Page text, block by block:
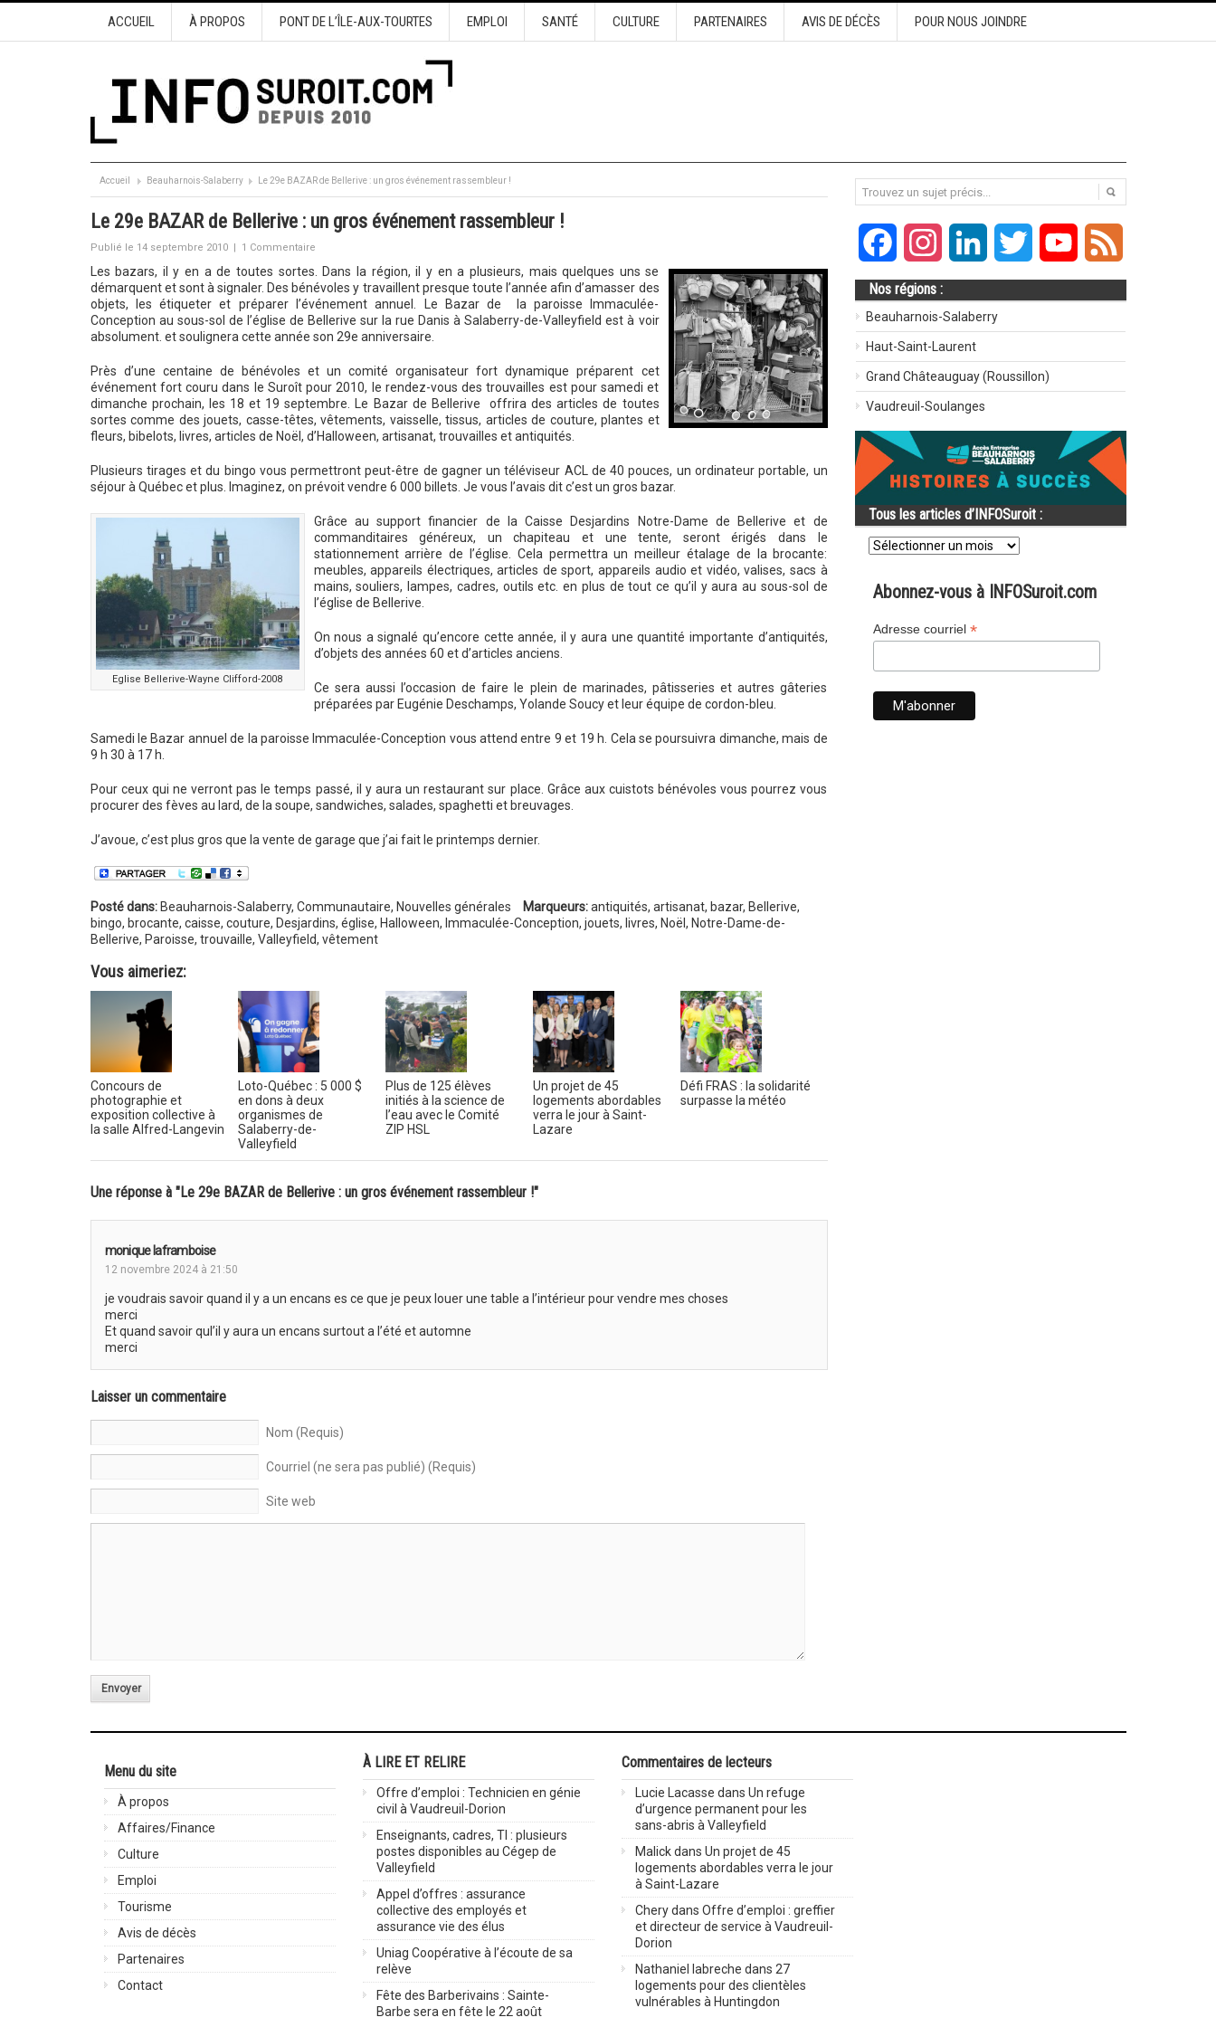
ACCUEIL À PROPOS PONT DE L’ÎLE-AUX-TOURTES EMPLOI SANTÉ CULTURE PARTENAIRES AVIS DE DÉCÈS POUR NOUS JOINDRE
Accueil Beauharnois-Salaberry Le 29e BAZAR de Bellerive : un gros événement rassembleur !
Le 29e BAZAR de Bellerive : un gros événement rassembleur !
Publié le 14 septembre 2010 | 1 Commentaire
Les bazars, il y en a de toutes sortes. Dans la région, il y en a plusieurs, mais quelques uns se
démarquent et sont à signaler. Des bénévoles y travaillent presque toute l’année afin d’amasser des
objets, les étiqueter et préparer l’événement annuel. Le Bazar de la paroisse Immaculée-
Conception au sous-sol de l’église de Bellerive sur la rue Danis à Salaberry-de-Valleyfield est à voir
absolument. et soulignera cette année son 29e anniversaire.
Près d’une centaine de bénévoles et un comité organisateur fort dynamique préparent cet
événement fort couru dans le Suroît pour 2010, le rendez-vous des trouvailles est pour samedi et
dimanche prochain, les 18 et 19 septembre. Le Bazar de Bellerive offrira des articles de toutes
sortes comme des jouets, casse-têtes, vêtements, vaisselle, tissus, articles de couture, plantes et
fleurs, bibelots, livres, articles de Noël, d’Halloween, artisanat, trouvailles et antiquités.
Plusieurs tirages et du bingo vous permettront peut-être de gagner un téléviseur ACL de 40 pouces, un ordinateur portable, un
séjour à Québec et plus. Imaginez, on prévoit vendre 6 000 billets. Je vous l’avais dit c’est un gros bazar.
Eglise Bellerive-Wayne Clifford-2008
Grâce au support financier de la Caisse Desjardins Notre-Dame de Bellerive et de
commanditaires généreux, un chapiteau et une tente, seront érigés dans le
stationnement arrière de l’église. Cela permettra un meilleur étalage de la brocante:
meubles, appareils électriques, articles de sport, appareils audio et vidéo, valises, sacs à
mains, souliers, lampes, cadres, outils etc. en plus de tout ce qu’il y aura au sous-sol de
l’église de Bellerive.
On nous a signalé qu’encore cette année, il y aura une quantité importante d’antiquités,
d’objets des années 60 et d’articles anciens.
Ce sera aussi l’occasion de faire le plein de marinades, pâtisseries et autres gâteries
préparées par Eugénie Deschamps, Yolande Soucy et leur équipe de cordon-bleu.
Samedi le Bazar annuel de la paroisse Immaculée-Conception vous attend entre 9 et 19 h. Cela se poursuivra dimanche, mais de
9 h 30 à 17 h.
Pour ceux qui ne verront pas le temps passé, il y aura un restaurant sur place. Grâce aux cuistots bénévoles vous pourrez vous
procurer des fèves au lard, de la soupe, sandwiches, salades, spaghetti et breuvages.
J’avoue, c’est plus gros que la vente de garage que j’ai fait le printemps dernier.
Posté dans: Beauharnois-Salaberry, Communautaire, Nouvelles générales Marqueurs: antiquités, artisanat, bazar, Bellerive,
bingo, brocante, caisse, couture, Desjardins, église, Halloween, Immaculée-Conception, jouets, livres, Noël , Notre-Dame-de-
Bellerive, Paroisse, trouvaille, Valleyfield, vêtement
Vous aimeriez:
Concours de
photographie et
exposition collective à
la salle Alfred-Langevin
Loto-Québec : 5 000 $
en dons à deux
organismes de
Salaberry-de-
Valleyfield
Plus de 125 élèves
initiés à la science de
l’eau avec le Comité
ZIP HSL
Un projet de 45
logements abordables
verra le jour à Saint-
Lazare
Défi FRAS : la solidarité
surpasse la météo
Une réponse à "Le 29e BAZAR de Bellerive : un gros événement rassembleur !"
monique laframboise
12 novembre 2024 à 21:50
je voudrais savoir quand il y a un encans es ce que je peux louer une table a l’intérieur pour vendre mes choses
merci
Et quand savoir quI’il y aura un encans surtout a l’été et automne
merci
Laisser un commentaire
Nom (Requis)
Courriel (ne sera pas publié) (Requis)
Site web
Envoyer
FacebookInstagramLinkedIn Twitter YouTube
Nos régions :
Beauharnois-Salaberry
Haut-Saint-Laurent
Grand Châteauguay (Roussillon)
Vaudreuil-Soulanges
Tous les articles d’INFOSuroit :
Tous
les
d’INFOSuroit
Abonnez-vous à INFOSuroit.com
Adresse courriel *
Menu du site
À propos
Affaires/Finance
Culture
Emploi
Tourisme
Avis de décès
Partenaires
Contact
À LIRE ET RELIRE
Offre d’emploi : Technicien en génie
civil à Vaudreuil-Dorion
Enseignants, cadres, TI : plusieurs
postes disponibles au Cégep de
Valleyfield
Appel d’offres : assurance
collective des employés et
assurance vie des élus
Uniag Coopérative à l’écoute de sa
relève
Fête des Barberivains : Sainte-
Barbe sera en fête le 22 août
Commentaires de lecteurs
Lucie Lacasse dans Un refuge
d’urgence permanent pour les
sans-abris à Valleyfield
Malickdans Un projet de 45
logements abordables verra le jour
à Saint-Lazare
Cherydans Offre d’emploi : greffier
et directeur de service à Vaudreuil-
Dorion
Nathaniel labreche dans 27
logements pour des clientèles
vulnérables à Huntingdon